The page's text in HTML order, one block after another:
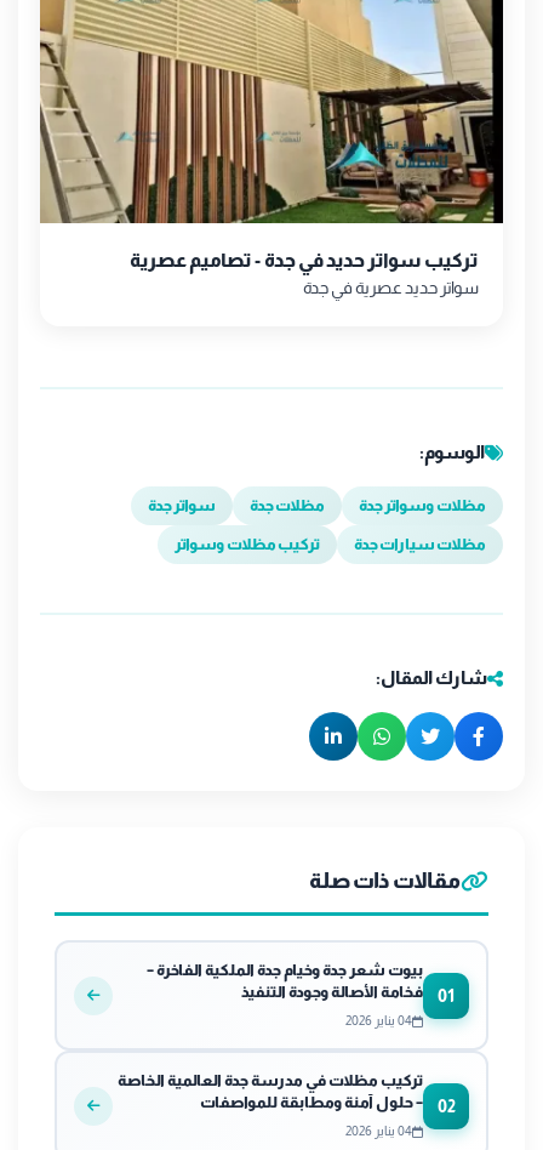
تركيب سواتر حديد في جدة - تصاميم عصرية
سواتر حديد عصرية في جدة
الوسوم:
مظلات وسواتر جدة مظلات جدة سواتر جدة
مظلات سيارات جدة تركيب مظلات وسواتر
شارك المقال:
مقالات ذات صلة
01
بيوت شعر جدة وخيام جدة الملكية الفاخرة –
فخامة الأصالة وجودة التنفيذ
04 يناير 2026
02
تركيب مظلات في مدرسة جدة العالمية الخاصة
– حلول آمنة ومطابقة للمواصفات
04 يناير 2026